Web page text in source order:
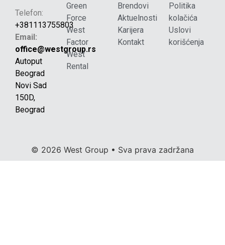
Telefon:
+381113755803
Email:
office@westgroup.rs
Autoput
Beograd
Novi Sad
150D,
Beograd
Green
Force
West
Factor
West
Rental
Brendovi
Aktuelnosti
Karijera
Kontakt
Politika
kolačića
Uslovi
korišćenja
© 2026 West Group • Sva prava zadržana